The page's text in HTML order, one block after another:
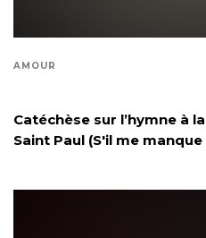
AMOUR
Catéchèse sur l’hymne à
Saint Paul (S'il me